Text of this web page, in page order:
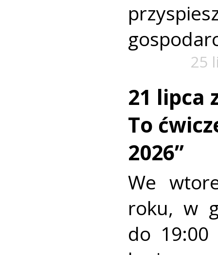
25
21 lipca
To
2026”
We
roku, w
do 19:00